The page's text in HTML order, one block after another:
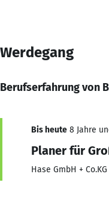
Werdegang
Berufserfahrung von
Bis heute 8 Jahre
Planer für
Hase GmbH + Co.KG